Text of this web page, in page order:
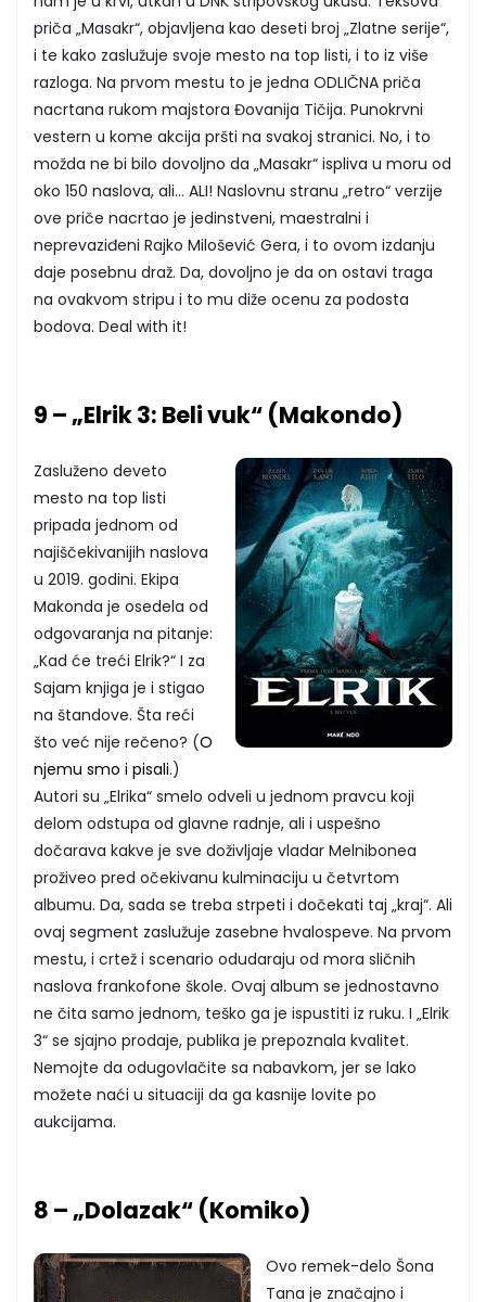
priča „Masakr“, objavljena kao deseti broj „Zlatne serije“,
i te kako zaslužuje svoje mesto na top listi, i to iz više
razloga. Na prvom mestu to je jedna ODLIČNA priča
nacrtana rukom majstora Đovanija Tičija. Punokrvni
vestern u kome akcija pršti na svakoj stranici. No, i to
možda ne bi bilo dovoljno da „Masakr“ ispliva u moru od
oko 150 naslova, ali... ALI! Naslovnu stranu „retro“ verzije
ove priče nacrtao je jedinstveni, maestralni i
neprevaziđeni Rajko Milošević Gera, i to ovom izdanju
daje posebnu draž. Da, dovoljno je da on ostavi traga
na ovakvom stripu i to mu diže ocenu za podosta
bodova. Deal with it!
9 – „Elrik 3: Beli vuk“ (Makondo)
Zasluženo deveto
mesto na top listi
pripada jednom od
najiščekivanijih naslova
u 2019. godini. Ekipa
Makonda je osedela od
odgovaranja na pitanje:
„Kad će treći Elrik?“ I za
Sajam knjiga je i stigao
na štandove. Šta reći
što već nije rečeno? (O
njemu smo i pisali.)
Autori su „Elrika“ smelo odveli u jednom pravcu koji
delom odstupa od glavne radnje, ali i uspešno
dočarava kakve je sve doživljaje vladar Melnibonea
proživeo pred očekivanu kulminaciju u četvrtom
albumu. Da, sada se treba strpeti i dočekati taj „kraj“. Ali
ovaj segment zaslužuje zasebne hvalospeve. Na prvom
mestu, i crtež i scenario odudaraju od mora sličnih
naslova frankofone škole. Ovaj album se jednostavno
ne čita samo jednom, teško ga je ispustiti iz ruku. I „Elrik
3“ se sjajno prodaje, publika je prepoznala kvalitet.
Nemojte da odugovlačite sa nabavkom, jer se lako
možete naći u situaciji da ga kasnije lovite po
aukcijama.
8 – „Dolazak“ (Komiko)
Ovo remek-delo Šona
Tana je značajno i